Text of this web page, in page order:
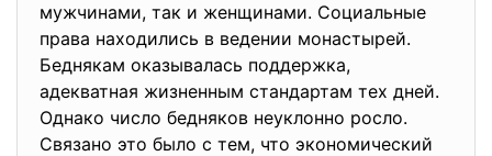
мужчинами, так и женщинами. Социальные
права находились в ведении монастырей.
Беднякам оказывалась поддержка,
адекватная жизненным стандартам тех дней.
Однако число бедняков неуклонно росло.
Связано это было с тем, что экономический